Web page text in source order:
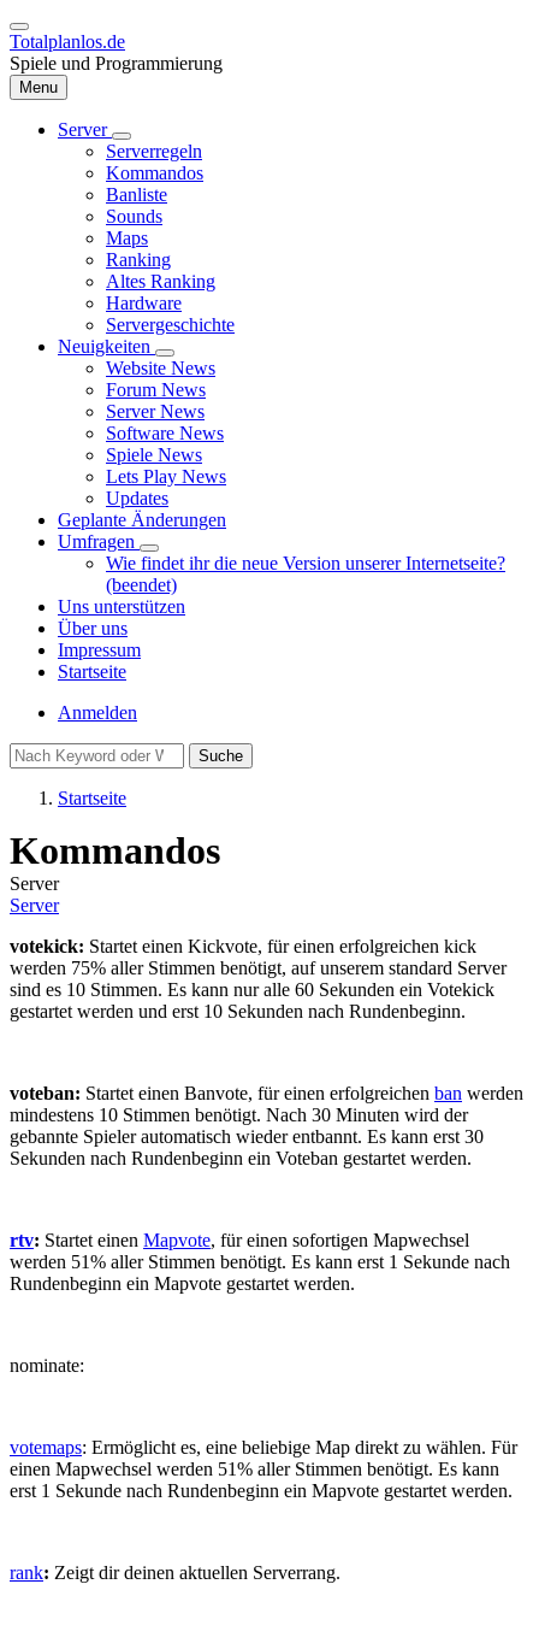
Direkt
zum
Inhalt
Totalplanlos.de
Spiele und Programmierung
Menu
Hauptnavigation
Server
Unternavigation
von
Server
Serverregeln
Kommandos
Banliste
Sounds
Maps
Ranking
Altes Ranking
Hardware
Servergeschichte
Neuigkeiten
Unternavigation
von
Neuigkeiten
Website News
Forum News
Server News
Software News
Spiele News
Lets Play News
Updates
Geplante Änderungen
Umfragen
Unternavigation
von
Umfragen
Wie findet ihr die neue Version unserer Internetseite?
(beendet)
Uns unterstützen
Über uns
Impressum
Startseite
Benutzermenü
Anmelden
Suche
Startseite
Kommandos
Server
Server
votekick: Startet einen Kickvote, für einen erfolgreichen kick
werden 75% aller Stimmen benötigt, auf unserem standard Server
sind es 10 Stimmen. Es kann nur alle 60 Sekunden ein Votekick
gestartet werden und erst 10 Sekunden nach Rundenbeginn.
voteban: Startet einen Banvote, für einen erfolgreichen ban werden
mindestens 10 Stimmen benötigt. Nach 30 Minuten wird der
gebannte Spieler automatisch wieder entbannt. Es kann erst 30
Sekunden nach Rundenbeginn ein Voteban gestartet werden.
rtv: Startet einen Mapvote, für einen sofortigen Mapwechsel
werden 51% aller Stimmen benötigt. Es kann erst 1 Sekunde nach
Rundenbeginn ein Mapvote gestartet werden.
nominate:
votemaps: Ermöglicht es, eine beliebige Map direkt zu wählen. Für
einen Mapwechsel werden 51% aller Stimmen benötigt. Es kann
erst 1 Sekunde nach Rundenbeginn ein Mapvote gestartet werden.
rank: Zeigt dir deinen aktuellen Serverrang.